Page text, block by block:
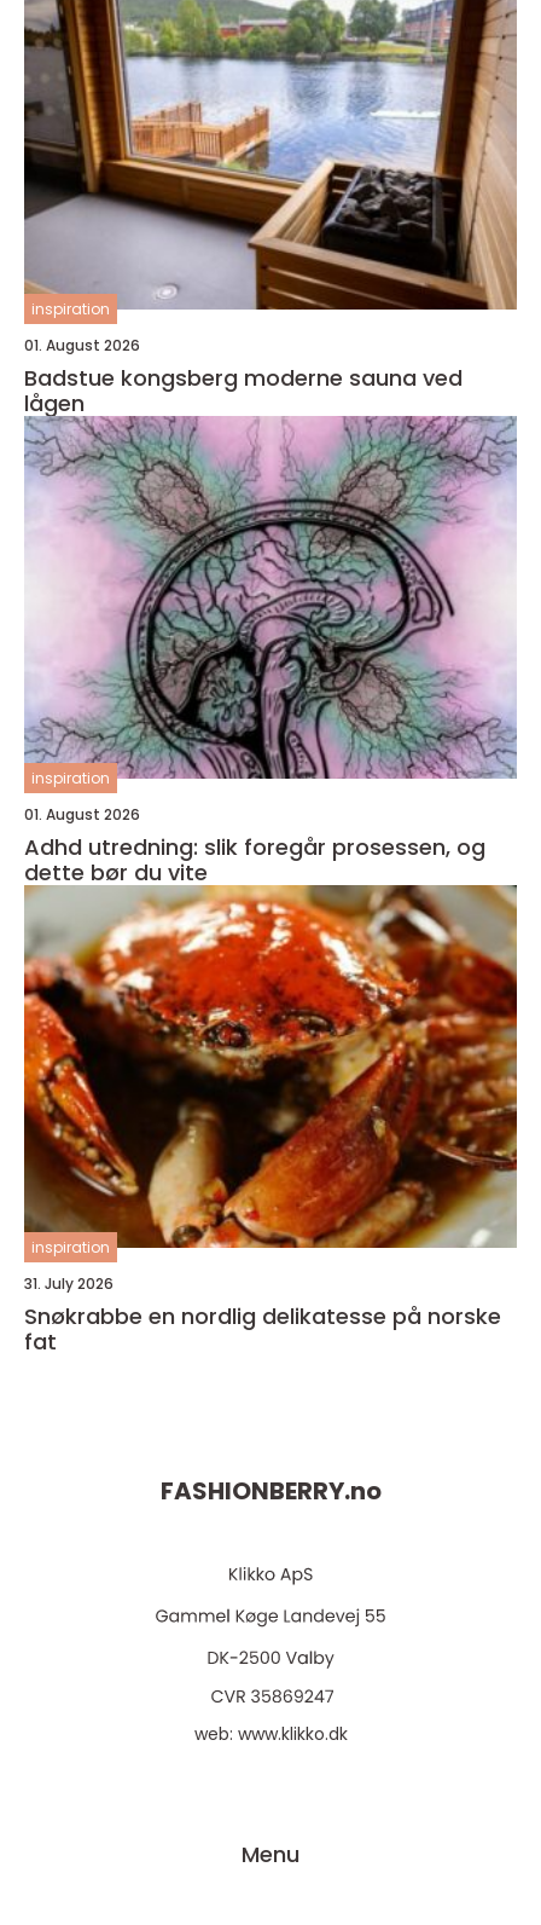
inspiration
01. August 2026
Badstue kongsberg moderne sauna ved
lågen
inspiration
01. August 2026
Adhd utredning: slik foregår prosessen, og
dette bør du vite
inspiration
31. July 2026
Snøkrabbe en nordlig delikatesse på norske
fat
FASHIONBERRY.no
web: www.klikko.dk
Menu